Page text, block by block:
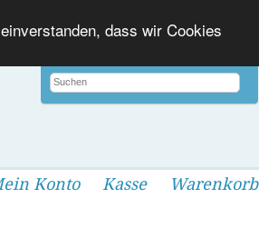
dass wir Cookies
Konto Kasse Warenkorb